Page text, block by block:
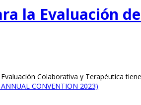
la Evaluación
Colaborativa y Terapéutica
CONVENTION 2023)